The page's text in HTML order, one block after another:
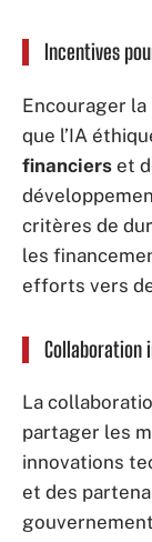
Incentives
Encourager
que l’IA
financiers et
critères de
les
efforts vers
Collaboration
La
partager les
innovations
et des